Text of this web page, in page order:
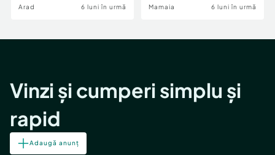
Arad 6 luni în urmă Mamaia 6 luni în urmă
Vinzi și cumperi simplu și
rapid
Adaugă anunț